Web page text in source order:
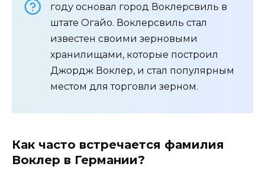
году основал город Воклерсвиль в
штате Огайо. Воклерсвиль стал
известен своими зерновыми
хранилищами, которые построил
Джордж Воклер, и стал популярным
местом для торговли зерном.
Как часто встречается фамилия
Воклер в Германии?